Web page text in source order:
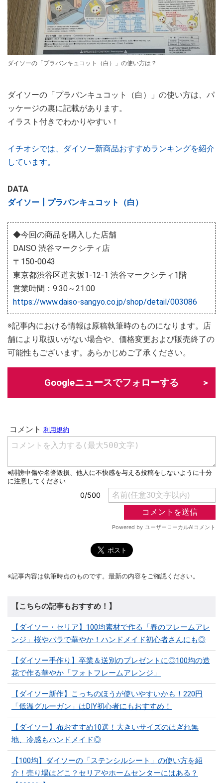
ダイソーの「プラバンキュコット（白）」の使い方は？
ダイソーの「プラバンキュコット（白）」の使い方は、パ
ッケージの裏に記載があります。
イラスト付きでわかりやすい！
イチオシでは、ダイソー新商品おすすめランキングを紹介
しています。
DATA
ダイソー┃プラバンキュコット（白）
◆今回の商品を購入した店舗
DAISO 渋谷マークシティ店
〒150-0043
東京都渋谷区道玄坂1-12-1 渋谷マークシティ1階
営業時間：9:30～21:00
https://www.daiso-sangyo.co.jp/shop/detail/003086
※記事内における情報は原稿執筆時のものになります。店
舗により取扱いがない場合や、価格変更および販売終了の
可能性もございます。あらかじめご了承ください。
Googleニュースでフォローする
※記事内容は執筆時点のものです。最新の内容をご確認ください。
【こちらの記事もおすすめ！】
【ダイソー・セリア】100均素材で作る「春のフレームアレ
ンジ」桜やバラで華やか！ハンドメイド初心者さんにも◎
【ダイソー手作り】卒業＆送別のプレゼントに◎100均の造
花で作る華やか「フォトフレームアレンジ」
【ダイソー新作】こっちのほうが使いやすいかも！220円
「低温グルーガン」はDIY初心者にもおすすめ！
【ダイソー】布おすすめ10選！大きいサイズのはぎれ無
地、冷感もハンドメイド◎
【100均】ダイソーの「ステンシルシート」の使い方を紹
介！売り場はどこ？セリアやホームセンターにはある？